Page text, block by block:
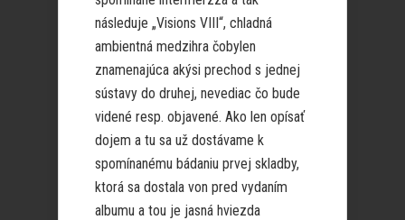
následuje „Visions VIII“, chladná
ambientná medzihra čobylen
znamenajúca akýsi prechod s jednej
sústavy do druhej, nevediac čo bude
videné resp. objavené. Ako len opísať
dojem a tu sa už dostávame k
spomínanému bádaniu prvej skladby,
ktorá sa dostala von pred vydaním
albumu a tou je jasná hviezda